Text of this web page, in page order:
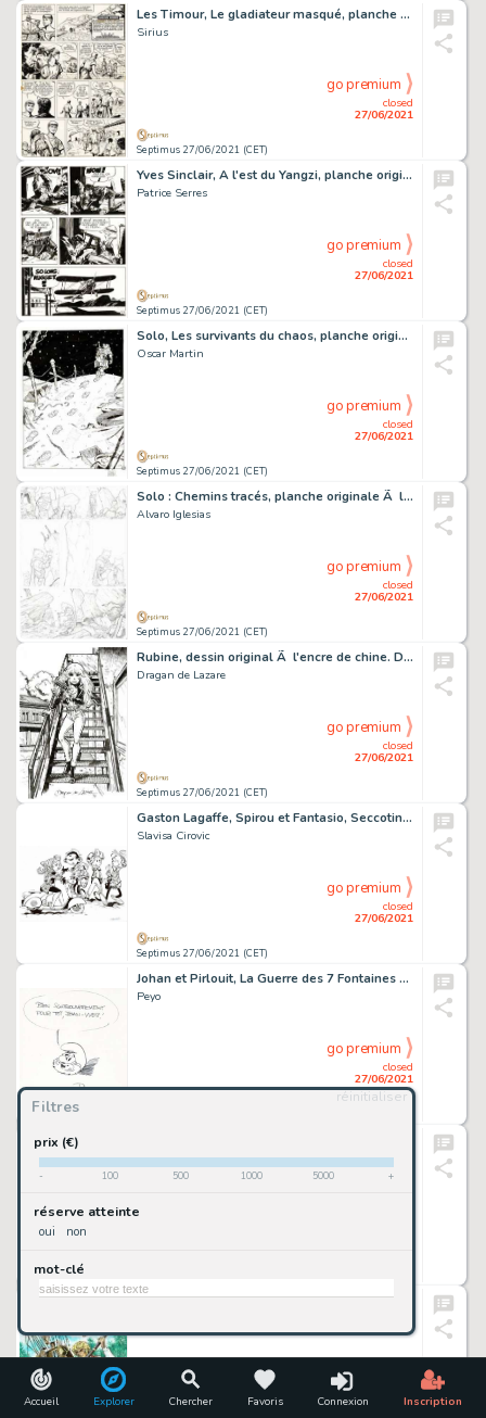
Accueil Explorer Chercher Favoris Connexion Inscription
Filtres
réinitialiser
prix (€)
- 100 500 1000 5000 +
réserve atteinte
oui non
mot-clé
Les Timour, Le gladiateur masqué, planche originale Ã …
Sirius
Septimus 27/06/2021 (CET)
closed
27/06/2021
go premium
Yves Sinclair, A l'est du Yangzi, planche originale Ã …
Patrice Serres
Septimus 27/06/2021 (CET)
closed
27/06/2021
go premium
Solo, Les survivants du chaos, planche originale Ã …
Oscar Martin
Septimus 27/06/2021 (CET)
closed
27/06/2021
go premium
Solo : Chemins tracés, planche originale Ã la mine de…
Alvaro Iglesias
Septimus 27/06/2021 (CET)
closed
27/06/2021
go premium
Rubine, dessin original Ã l'encre de chine. Dimensions…
Dragan de Lazare
Septimus 27/06/2021 (CET)
closed
27/06/2021
go premium
Gaston Lagaffe, Spirou et Fantasio, Seccotine, dessin…
Slavisa Cirovic
Septimus 27/06/2021 (CET)
closed
27/06/2021
go premium
Johan et Pirlouit, La Guerre des 7 Fontaines en réédition de 1967, agrémenté d'une dédicace au feutr…
Peyo
closed
27/06/2021
go premium
Dupa
27/06/2021
go premium